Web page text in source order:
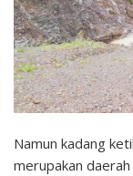
Namun kadang
merupakan